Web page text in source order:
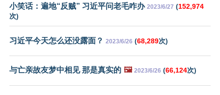
小笑话：遍地“反贼” 习近平问老毛咋办 2023/6/27 (152,974
次)
习近平今天怎么还没露面？ 2023/6/26 (68,289次)
与亡亲故友梦中相见 那是真实的 🖼️ 2023/6/26 (66,124次)